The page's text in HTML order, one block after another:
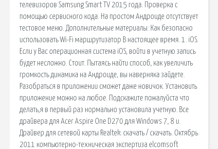
телевизоров Samsung Smart TV 2015 года. Проверка с
помощью сервисного кода. На простом Андроиде отсутствует
тестовое меню. Дополнительные материалы: Как безопасно
использовать Wi-Fi маршрутизатор В настоящее время. 1. iOS.
Если у Вас операционная система iOS, войти в учетную запись
будет несложно. Стоит. Пытаясь найти способ, как увеличить
громкость динамика на Андроиде, вы наверняка зайдете.
Разобраться в приложении сможет даже новичок. Установить
приложение можно на любое. Подскажите пожалуйста что
делать,я в первый раз нормально установила учетную. Все
драйвера для Acer Aspire One D270 для Windows 7, 8 и.
Драйвер для сетевой карты Realtek: скачать / скачать. Октябрь
2011 компьютерно-техническая экспертиза elcomsoft